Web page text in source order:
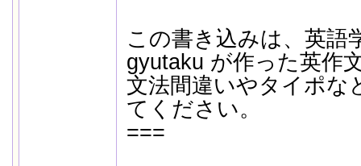
この書き込みは、英語
gyutaku が作った英作
文法間違いやタイポな
てください。
===